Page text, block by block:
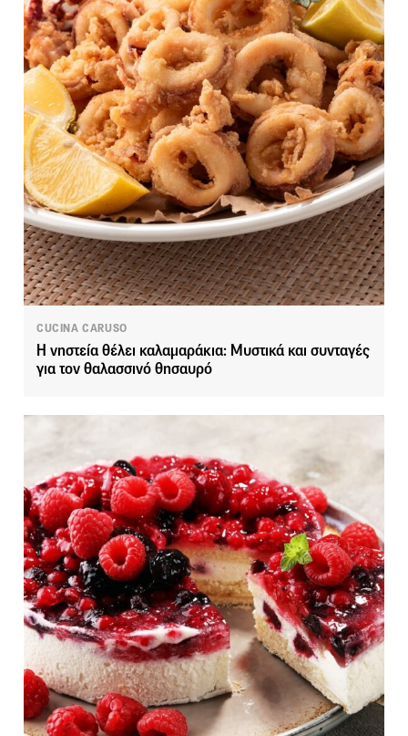
CUCINA CARUSO
Η νηστεία θέλει καλαμαράκια: Μυστικά και συνταγές
για τον θαλασσινό θησαυρό